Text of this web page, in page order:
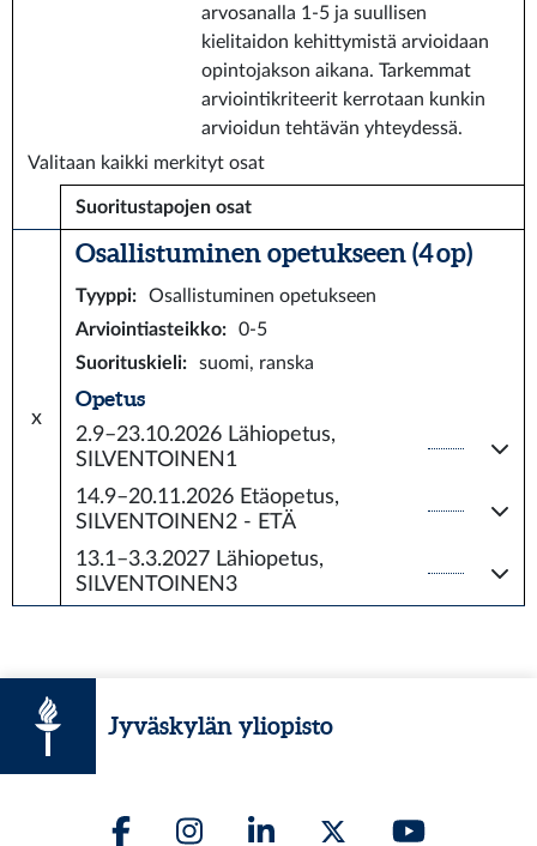
arvosanalla 1-5 ja suullisen
kielitaidon kehittymistä arvioidaan
opintojakson aikana. Tarkemmat
arviointikriteerit kerrotaan kunkin
arvioidun tehtävän yhteydessä.
Valitaan kaikki merkityt osat
Suoritustapojen osat
x
Osallistuminen opetukseen (4 op)
Tyyppi:
Osallistuminen opetukseen
Arviointiasteikko:
0-5
Suorituskieli: suomi, ranska
Opetus
2.9–23.10.2026 Lähiopetus,
SILVENTOINEN1
14.9–20.11.2026 Etäopetus,
SILVENTOINEN2 - ETÄ
13.1–3.3.2027 Lähiopetus,
SILVENTOINEN3
Jyväskylän yliopisto